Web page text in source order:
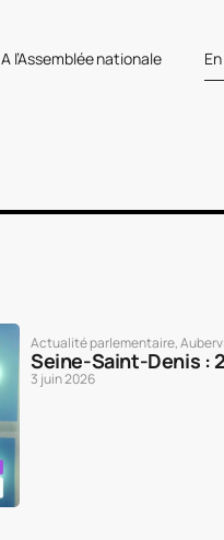
A l’Assemblée nationale
Actualité parlementaire,
Seine-Saint-Denis :
3 juin 2026